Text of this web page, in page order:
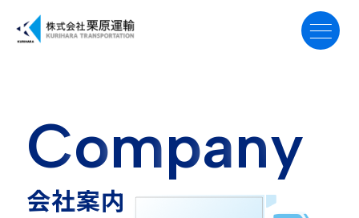
事業案内
Company
会社案内